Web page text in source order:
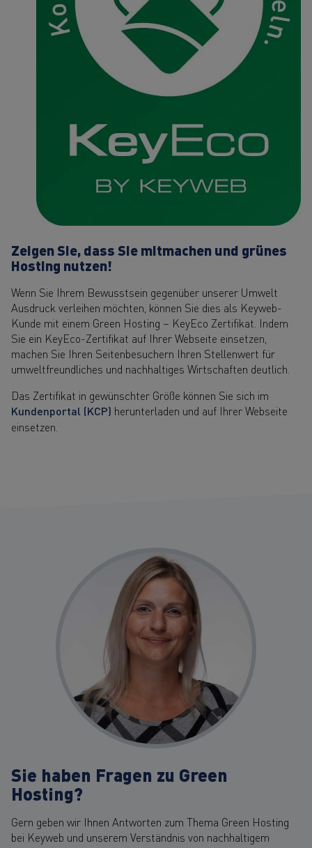
Zeigen Sie, dass Sie mitmachen und grünes
Hosting nutzen!
Wenn Sie Ihrem Bewusstsein gegenüber unserer Umwelt
Ausdruck verleihen möchten, können Sie dies als Keyweb-
Kunde mit einem Green Hosting – KeyEco Zertifikat. Indem
Sie ein KeyEco-Zertifikat auf Ihrer Webseite einsetzen,
machen Sie Ihren Seitenbesuchern Ihren Stellenwert für
umweltfreundliches und nachhaltiges Wirtschaften deutlich.
Das Zertifikat in gewünschter Größe können Sie sich im
Kundenportal (KCP) herunterladen und auf Ihrer Webseite
einsetzen.
Sie haben Fragen zu Green
Hosting?
Gern geben wir Ihnen Antworten zum Thema Green Hosting
bei Keyweb und unserem Verständnis von nachhaltigem